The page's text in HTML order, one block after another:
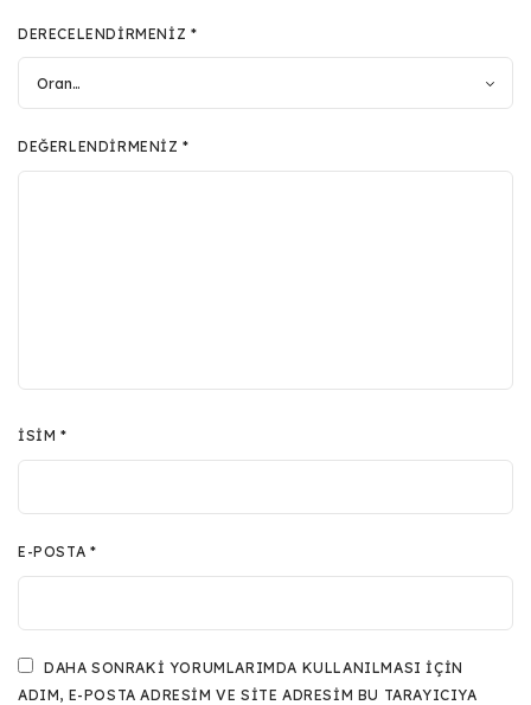
DERECELENDIRMENIZ *
DEĞERLENDIRMENIZ*
İSIM*
E-POSTA *
DAHA SONRAKI YORUMLARIMDA KULLANILMASI IÇIN
ADIM, E-POSTA ADRESIM VE SITE ADRESIM BU TARAYICIYA